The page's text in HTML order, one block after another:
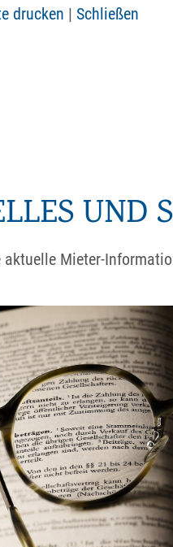
drucken | Schließen
UND
aktuelle Mieter-